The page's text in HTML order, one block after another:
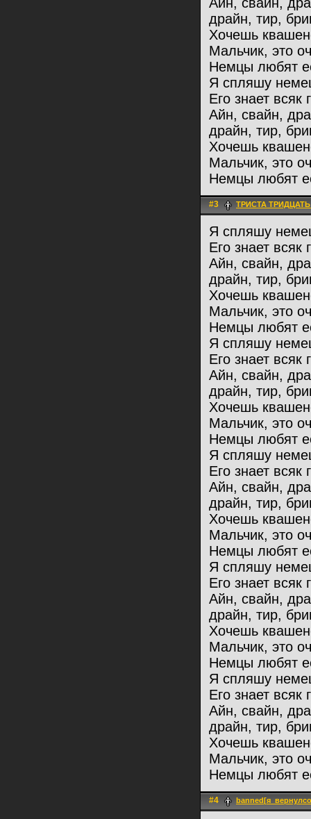
драйн, тир,
Хочешь
Мальчик, это
Немцы любят
Я спляшу
Его знает всяк
Айн, свайн,
драйн, тир,
Хочешь
Мальчик, это
Немцы любят
#3 ТРИСТА
Я спляшу
Его знает всяк
Айн, свайн,
драйн, тир,
Хочешь
Мальчик, это
Немцы любят
Я спляшу
Его знает всяк
Айн, свайн,
драйн, тир,
Хочешь
Мальчик, это
Немцы любят
Я спляшу
Его знает всяк
Айн, свайн,
драйн, тир,
Хочешь
Мальчик, это
Немцы любят
Я спляшу
Его знает всяк
Айн, свайн,
драйн, тир,
Хочешь
Мальчик, это
Немцы любят
Я спляшу
Его знает всяк
Айн, свайн,
драйн, тир,
Хочешь
Мальчик, это
Немцы любят
#4